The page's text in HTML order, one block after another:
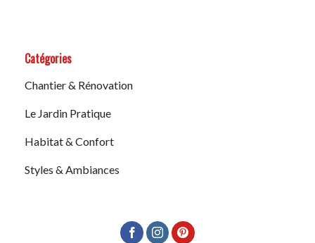
Catégories
Chantier & Rénovation
Le Jardin Pratique
Habitat & Confort
Styles & Ambiances